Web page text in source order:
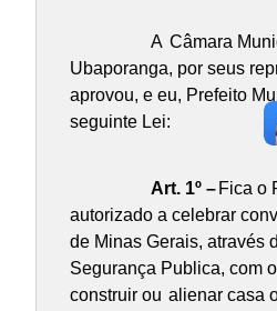
A Câmara
Ubaporanga, por seus
aprovou, e eu, Prefeito
seguinte Lei:
Art. 1º –Fica o
autorizado a celebrar
de Minas Gerais, através
Segurança Publica, com
construir ou alienar casa